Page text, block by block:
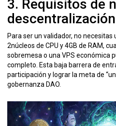
3. Requisitos de
descentralización
Para ser un validador, no
2núcleos de CPU y 4GB de RAM,
sobremesa o una VPS económica
completo. Esta baja barrera de
participación y lograr la meta de
gobernanza DAO.